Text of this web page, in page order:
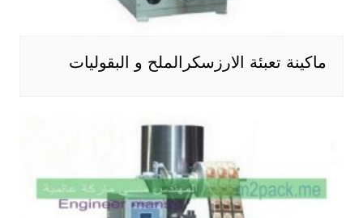
ماكينة تعبئة الارزسكرالملح و البقوليات